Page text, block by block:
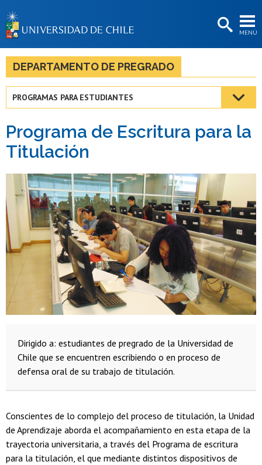
MENÚ
BIBLIOTECAS
LA UNIVERSIDAD
Estudiantes
Académicas/os
Egresadas/os
DEPARTAMENTO DE PREGRADO
PROGRAMAS PARA ESTUDIANTES
Programa de Escritura para la
Titulación
Dirigido a: estudiantes de pregrado de la Universidad de
Chile que se encuentren escribiendo o en proceso de
defensa oral de su trabajo de titulación.
Conscientes de lo complejo del proceso de titulación, la Unidad
de Aprendizaje aborda el acompañamiento en esta etapa de la
trayectoria universitaria, a través del Programa de escritura
para la titulación, el que mediante distintos dispositivos de